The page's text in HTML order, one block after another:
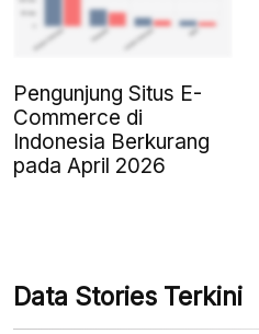
Pengunjung Situs E-
Commerce di
Indonesia Berkurang
pada April 2026
Data Stories Terkini